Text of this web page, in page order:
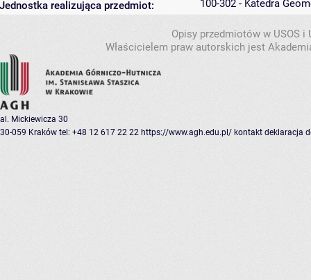
Jednostka realizująca przedmiot: 100-302 - Katedra
Opisy przedmiotów w USOS
Właścicielem praw autorskich jest
al. Mickiewicza 30
30-059 Kraków tel: +48 12 617 22 22 https://www.agh.edu.pl/ kontakt deklaracja